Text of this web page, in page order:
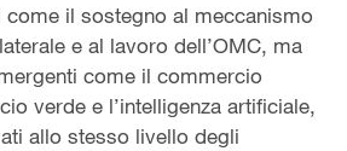
come il sostegno al meccanismo
e al lavoro dell’OMC, ma
come il commercio
verde e l’intelligenza artificiale,
allo stesso livello degli